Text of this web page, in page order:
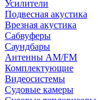
Усилители
Подвесная акустика
Врезная акустика
Сабвуферы
Саундбары
Антенны AM/FM
Комплектующие
Видеосистемы
Судовые камеры